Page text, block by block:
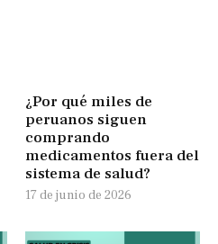
¿Por qué miles de
peruanos siguen
comprando
medicamentos fuera del
sistema de salud?
17 de junio de 2026